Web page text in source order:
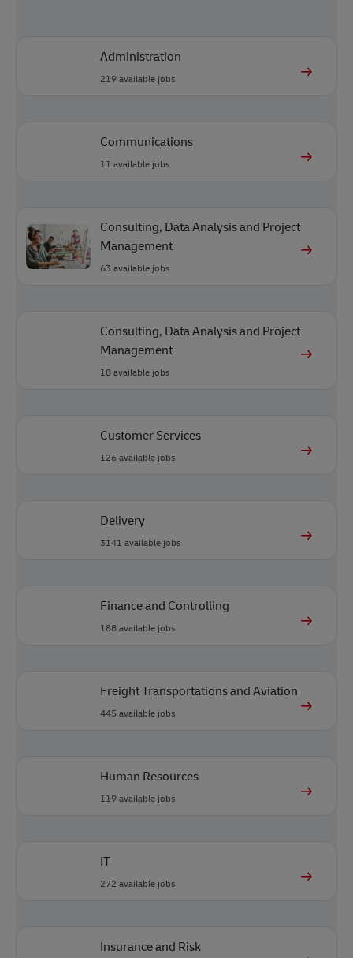
Administration
219available jobs
Communications
11 available jobs
Consulting, Data Analysis and Project
Management
63 available jobs
Consulting, Data Analysis and Project
Management
18available jobs
Customer Services
126available jobs
Delivery
3141 available jobs
Finance and Controlling
188available jobs
Freight Transportations and Aviation
445 available jobs
Human Resources
119available jobs
IT
272 available jobs
Insurance and Risk